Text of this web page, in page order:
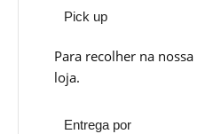
Pick up
Para recolher na nossa
loja.
Entrega por